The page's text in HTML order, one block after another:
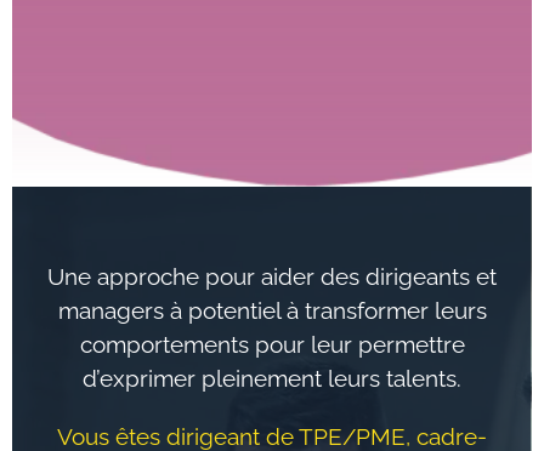
Une approche pour aider des dirigeants et
managers à potentiel à transformer leurs
comportements pour leur permettre
d’exprimer pleinement leurs talents.
Vous êtes dirigeant de TPE/PME, cadre-